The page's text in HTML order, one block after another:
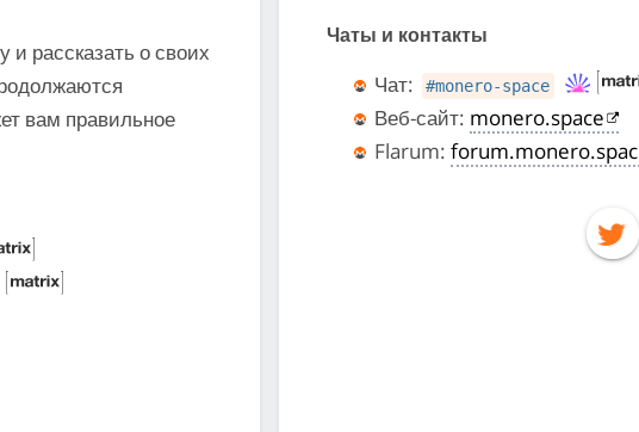
рассказать о своих
вам правильное
Чаты и контакты
Чат: #monero-space
Веб-сайт: monero.space
Flarum: